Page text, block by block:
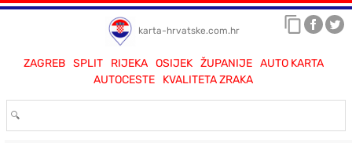
karta-hrvatske.com.hr
ZAGREB SPLIT RIJEKA OSIJEK ŽUPANIJE
AUTO KARTA
AUTOCESTE
KVALITETA ZRAKA